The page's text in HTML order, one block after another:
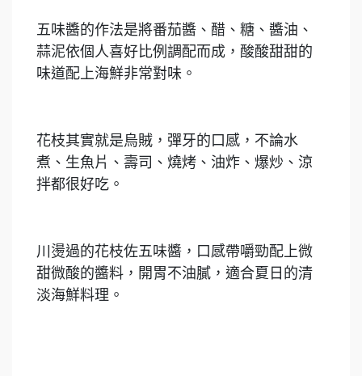
五味醬的作法是將番茄醬、醋、糖、醬油、
蒜泥依個人喜好比例調配而成，酸酸甜甜的
味道配上海鮮非常對味。
花枝其實就是烏賊，彈牙的口感，不論水
煮、生魚片、壽司、燒烤、油炸、爆炒、涼
拌都很好吃。
川燙過的花枝佐五味醬，口感帶嚼勁配上微
甜微酸的醬料，開胃不油膩，適合夏日的清
淡海鮮料理。